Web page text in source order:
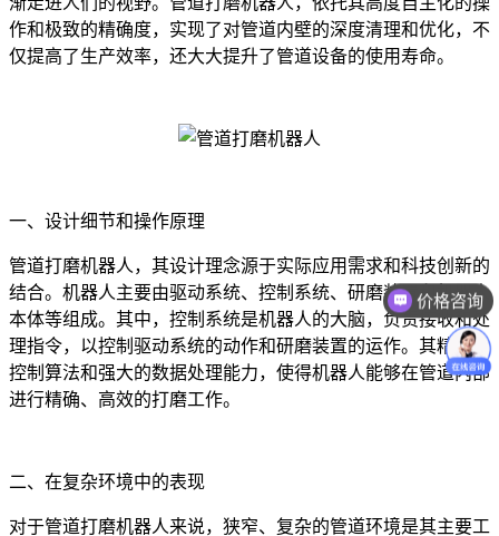
作和极致的精确度，实现了对管道内壁的深度清理和优化，不
仅提高了生产效率，还大大提升了管道设备的使用寿命。
一、设计细节和操作原理
管道打磨机器人，其设计理念源于实际应用需求和科技创新的
结合。机器人主要由驱动系统、控制系统、研磨装置和机器人
本体等组成。其中，控制系统是机器人的大脑，负责接收和处
理指令，以控制驱动系统的动作和研磨装置的运作。其精密的
控制算法和强大的数据处理能力，使得机器人能够在管道内部
进行精确、高效的打磨工作。
二、在复杂环境中的表现
对于管道打磨机器人来说，狭窄、复杂的管道环境是其主要工
价格咨询